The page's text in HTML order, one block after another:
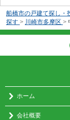
船橋市の戸建て探し・
探す > 川崎市多摩区 >
ホーム
会社概要